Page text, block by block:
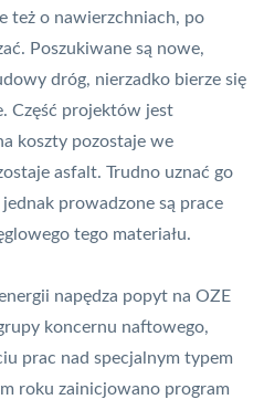
też o nawierzchniach, po
Poszukiwane są nowe,
dróg, nierzadko bierze się
. Część projektów jest
koszty pozostaje we
asfalt. Trudno uznać go
prowadzone są prace
tego materiału.
napędza popyt na OZE
koncernu naftowego,
prac nad specjalnym typem
roku zainicjowano program